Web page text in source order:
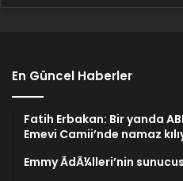
En Güncel Haberler
Fatih Erbakan: Bir yanda
Emevi Camii’nde namaz
Emmy ÃdÃ¼lleri’nin